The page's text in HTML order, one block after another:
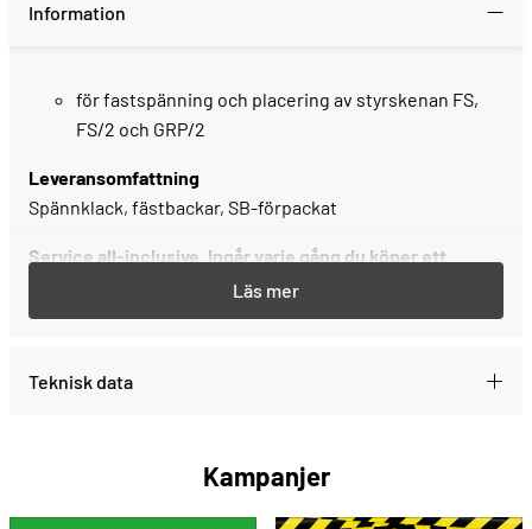
Information
för fastspänning och placering av styrskenan FS,
FS/2 och GRP/2
Leveransomfattning
Spännklack, fästbackar, SB-förpackat
Service all-inclusive. Ingår varje gång du köper ett
--> Mer information
Teknisk data
Kampanjer